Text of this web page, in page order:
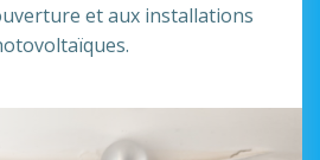
et aux installations